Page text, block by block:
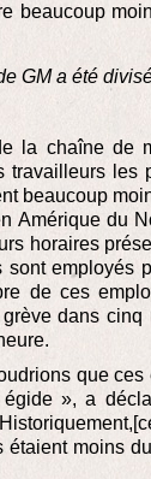
beaucoup
GM a été
la chaîne de
travailleurs les
beaucoup
Amérique du
horaires
employés
de ces
dans
que
», a
moins